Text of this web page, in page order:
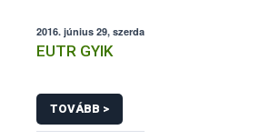
2016. június 29, szerda
EUTR GYIK
TOVÁBB >